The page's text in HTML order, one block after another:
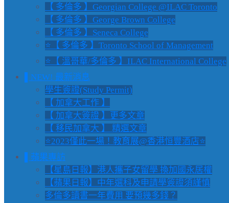
【 多倫多 】Georgian College @ILAC Toronto
【 多倫多 】George Brown College
【 多倫多 】Seneca College
⭐【 多倫多 】Toronto School of Management
⭐【 溫哥華/多倫多 】ILAC International College
▌NEW! 最新消息
學生簽證(Study Permit)
【 加拿大工作 】
【 加拿大簽證 】更多文章
【 移民加拿大 】 精選文章
⭐2023僅此一場！教育展@香港恒豐酒店⭐
▌蘋果專訪
【星島日報】港人攜子女留學 換加國永居權
【蘋果日報】中年選科及申請學簽證須謹慎
多倫多讀書一年費用 要預幾多錢？